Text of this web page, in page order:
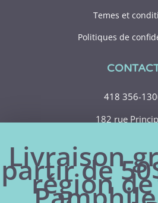
Temes et
Politiques de
418 356-
182 rue
Livraison
partir de
région